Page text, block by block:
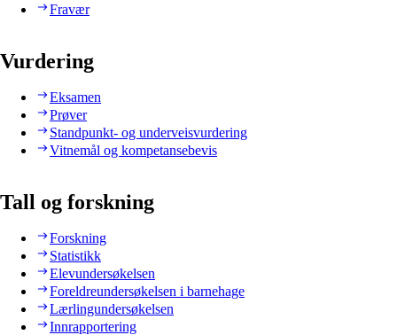
Fravær
Vurdering
Eksamen
Prøver
Standpunkt- og underveisvurdering
Vitnemål og kompetansebevis
Tall og forskning
Forskning
Statistikk
Elevundersøkelsen
Foreldreundersøkelsen i barnehage
Lærlingundersøkelsen
Innrapportering